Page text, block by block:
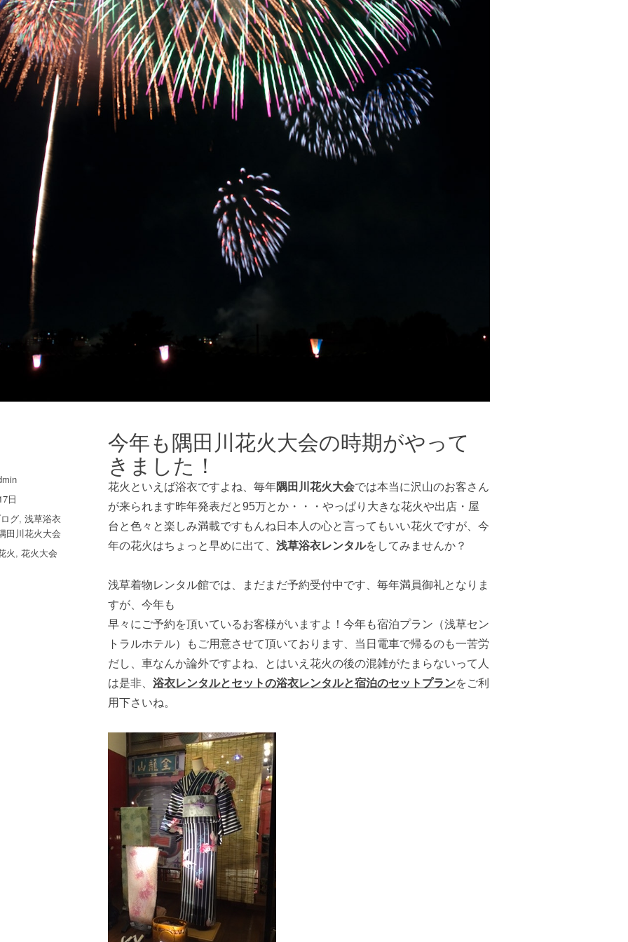
今年も隅田川花火大会の時期がやって
きました！
花火といえば浴衣ですよね、毎年隅田川花火大会では本当に沢山のお客さん
が来られます昨年発表だと95万とか・・・やっぱり大きな花火や出店・屋
台と色々と楽しみ満載ですもんね日本人の心と言ってもいい花火ですが、今
年の花火はちょっと早めに出て、 浅草浴衣レンタルをしてみませんか？
浅草着物レンタル館では、まだまだ予約受付中です、毎年満員御礼となりま
すが、今年も
早々にご予約を頂いているお客様がいますよ！今年も宿泊プラン（浅草セン
トラルホテル）もご用意させて頂いております、当日電車で帰るのも一苦労
だし、車なんか論外ですよね、とはいえ花火の後の混雑がたまらないって人
は是非、 浴衣レンタルとセットの浴衣レンタルと宿泊のセットプランをご利
用下さいね。
日
グ, 浅草浴衣
田川花火大会
火, 花火大会